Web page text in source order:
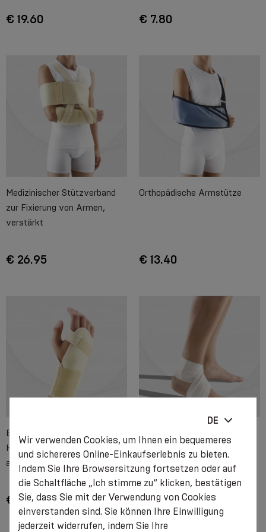
€ 19.60 € 7.80
Medizinischer Stützverband
zur Fixierung von Armen,
verstärkt
€ 26.95
Orthopädische Armstütze
€ 13.40
Elastische medizinische
Handgelenksbandage mit
abnehmbarer Metallplatte
€ 11.05
Fußbandage (Orthese)
€ 3.65
DE
Wir verwenden Cookies, um Ihnen ein bequemeres
und sichereres Online-Einkaufserlebnis zu bieten.
Indem Sie Ihre Browsersitzung fortsetzen oder auf
die Schaltfläche „Ich stimme zu“ klicken, bestätigen
Sie, dass Sie mit der Verwendung von Cookies
einverstanden sind. Sie können Ihre Einwilligung
jederzeit widerrufen, indem Sie Ihre